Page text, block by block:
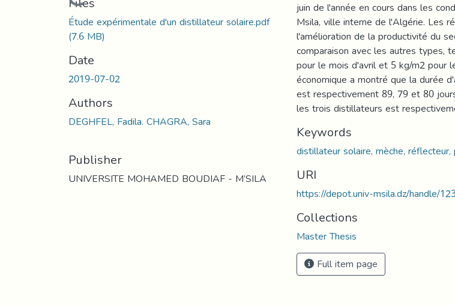
Loading...
Étude expérimentale d'un distillateur solaire.pdf
(7.6 MB)
Date
2019-07-02
Authors
DEGHFEL, Fadila. CHAGRA, Sara
Publisher
UNIVERSITE MOHAMED BOUDIAF - M’SILA
juin de l'année en cours dans les
Msila, ville interne de l'Algérie. Les
l'amélioration de la productivité du
comparaison avec les autres types,
pour le mois d'avril et 5 kg/m2 pour
économique a montré que la durée
est respectivement 89, 79 et 80
les trois distillateurs est
Keywords
distillateur solaire, mèche, réflecteur,
URI
https://depot.univ-msila.dz/handle/
Collections
Master Thesis
Full item page